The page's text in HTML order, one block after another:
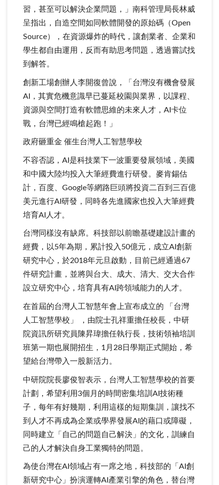
習，甚至可以解決企業問題，」南科管理局長林威
呈指出，自造空間如同軟體開發的原始碼（Open
Source），在資源爆炸的時代，讓創業者、企業和
學生都自由運用，反而有助思考問題，透過嘗試找
到解答。
創新工場創辦人李開復曾說，「台灣沒有機會發展
AI，其實危機意識早已蔓延校園與業界，以課程、
資源與空間打造有軟體思維的未來人才，AI卡位
戰，台灣已經鳴槍起跑！」
政府砸重金 催生台灣人工智慧學校
不容否認，AI是科技業下一波重要發展領域，美國
和中國大陸均投入大筆經費進行研發。麥肯錫估
計，百度、Google等網路巨頭將投資二百到三百億
美元進行AI研發，同時各先進國家也投入大筆經費
培育AI人才。
台灣同樣沒有缺席。科技部以前瞻基礎建設計畫的
經費，以5年為期，累計投入50億元，成立AI創新
研究中心，於2018年元旦啟動，目前已經通過67
件研究計畫，並將與台大、成大、清大、交大合作
設立研究中心，培育具有AI跨領域能力的人才。
在首屆的台灣人工智慧年會上宣布成立的 「台灣
人工智慧學校」 ，由院士孔祥重擔任校長，中研
院資訊所研究員陳昇瑋擔任執行長，技術領袖培訓
班第一期也展開招生，1月28日學期正式開始，希
望給台灣帶入一股新活力。
中研院院長廖俊智表示，台灣人工智慧學校的首要
計劃，希望利用3個月的時間密集培訓AI技術種
子，每年有好幾期，利用這樣的短期集訓，讓找不
到人才不再成為企業或學界發展AI的藉口或障礙，
同時建立「自己的問題自己解決」的文化，訓練自
己的人才解決自身工業獨特的問題。
為使台灣在AI領域占有一席之地，科技部的「AI創
新研究中心」扮演運轉AI產業引擎的角色，替台灣